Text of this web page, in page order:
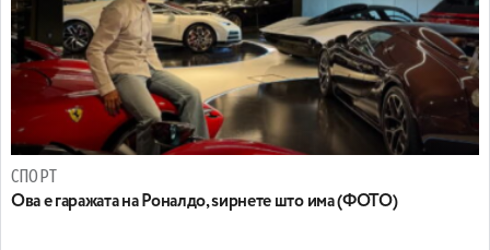
СПОРТ
Ова е гаражата на Роналдо, ѕирнете што има (ФОТО)